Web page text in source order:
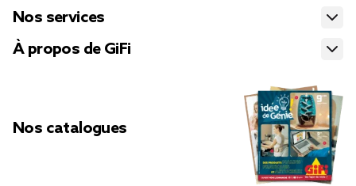
Nos services
À propos de GiFi
Nos catalogues